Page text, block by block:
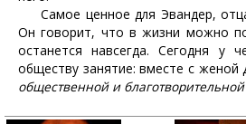
Самое ценное для Эвандер,
Он говорит, что в жизни можно
останется навсегда. Сегодня у
обществу занятие: вместе с женой
общественной и благотворительной